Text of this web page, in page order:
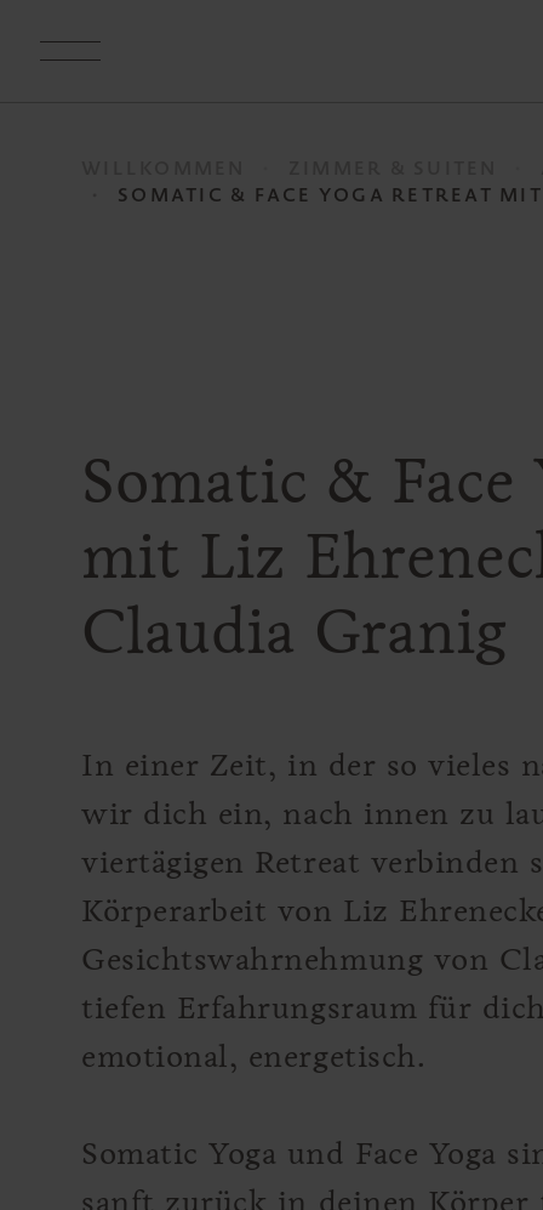
SOMATIC & FACE YOGA RETREAT
Somatic & Face
mit Liz
Claudia Granig
In einer Zeit, in der so vieles
wir dich ein, nach innen zu
viertägigen Retreat verbinden
Körperarbeit von Liz
Gesichtswahrnehmung von
tiefen Erfahrungsraum für
emotional, energetisch.
Somatic Yoga und Face Yoga
sanft zurück in deinen Körper